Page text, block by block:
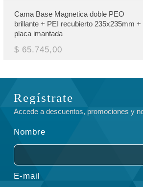
Cama Base Magnetica doble PEO
brillante + PEI recubierto 235x235mm +
placa imantada
$ 65.745,00
Regístrate
Accede a descuentos, promociones y
Nombre
E-mail